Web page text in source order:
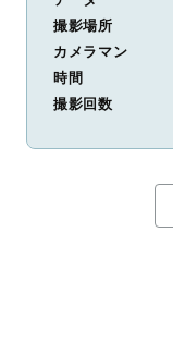
撮影場所
カメラマン
時間
撮影回数